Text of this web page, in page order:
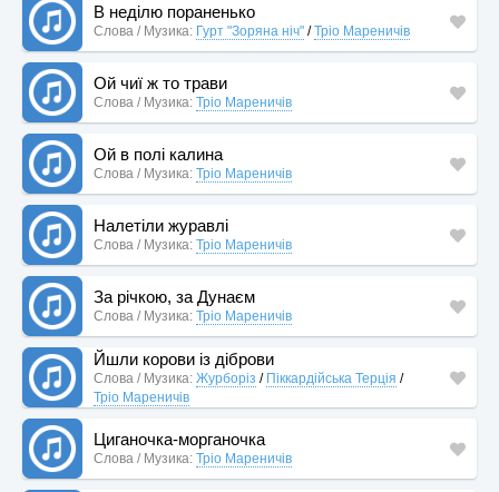
В неділю пораненько
Слова / Музика: Гурт "Зоряна ніч" /Тріо Мареничів
Ой чиї ж то трави
Слова / Музика: Тріо Мареничів
Ой в полі калина
Слова / Музика: Тріо Мареничів
Налетіли журавлі
Слова / Музика: Тріо Мареничів
За річкою, за Дунаєм
Слова / Музика: Тріо Мареничів
Йшли корови із діброви
Слова / Музика: Журборіз / Піккардійська Терція /
Тріо Мареничів
Циганочка-морганочка
Слова / Музика: Тріо Мареничів